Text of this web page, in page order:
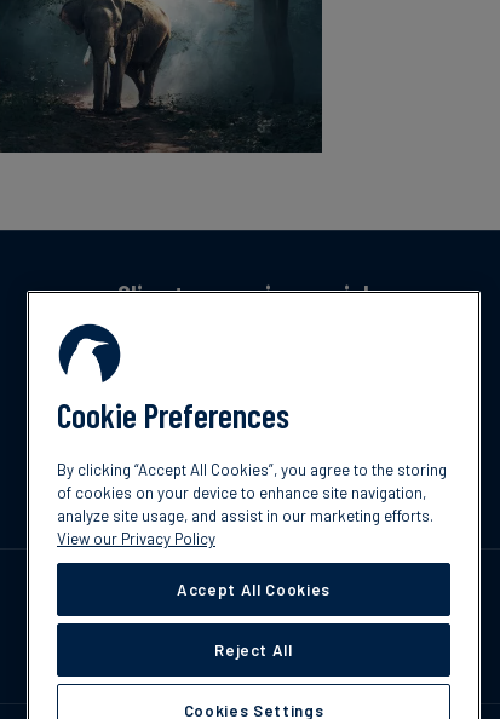
Climate news in your inbox
気候変動に関する最新のトレンド、政策、イ
ノベーションを毎月無料でお届けします。
Cookie Preferences
By clicking “Accept All Cookies”, you agree to the storing
of cookies on your device to enhance site navigation,
analyze site usage, and assist in our marketing efforts.
View our Privacy Policy
Accept All Cookies
Reject All
Cookies Settings